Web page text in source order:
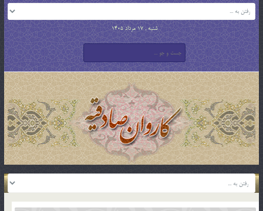
شنبه , 17 مرداد 1405